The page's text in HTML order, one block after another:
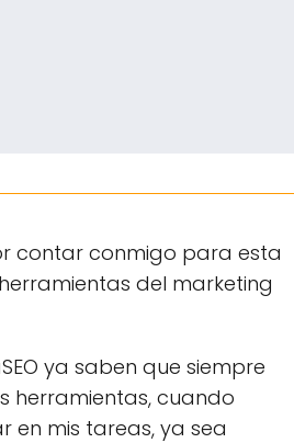
contar conmigo para esta
del marketing
ya saben que siempre
herramientas, cuando
en mis tareas, ya sea